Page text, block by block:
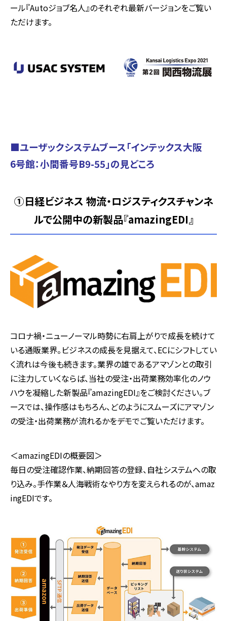
ール『Autoジョブ名人』のそれぞれ最新バージョンをご覧い
ただけます。
■ユーザックシステムブース「インテックス大阪
6号館：小間番号B9-55」の見どころ
①日経ビジネス 物流・ロジスティクスチャンネ
ルで公開中の新製品『amazingEDI』
コロナ禍・ニューノーマル時勢に右肩上がりで成長を続けて
いる通販業界。ビジネスの成長を見据えて、ECにシフトしてい
く流れは今後も続きます。業界の雄であるアマゾンとの取引
に注力していくならば、当社の受注・出荷業務効率化のノウ
ハウを凝縮した新製品『amazingEDI』をご検討ください。ブ
ースでは、操作感はもちろん、どのようにスムーズにアマゾン
の受注・出荷業務が流れるかをデモでご覧いただけます。
＜amazingEDIの概要図＞
毎日の受注確認作業、納期回答の登録、自社システムへの取
り込み。手作業＆人海戦術なやり方を変えられるのが、amaz
ingEDIです。